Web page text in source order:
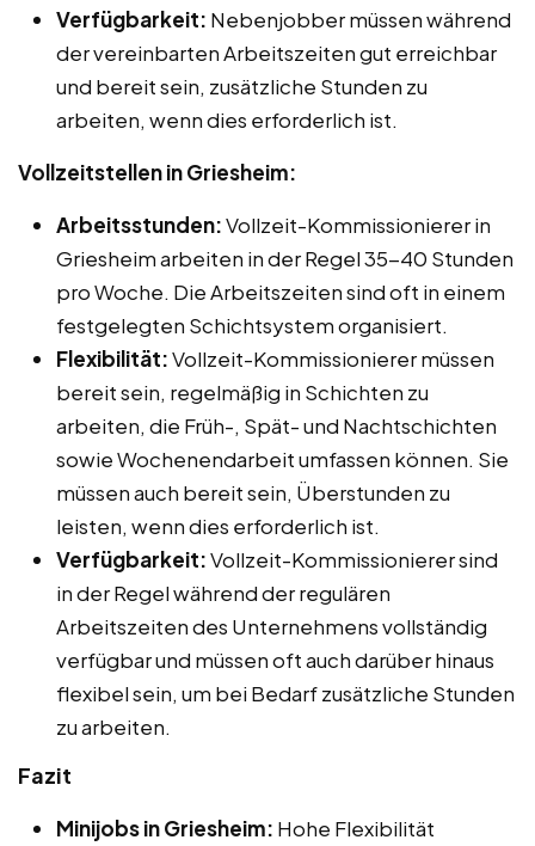
Verfügbarkeit: Nebenjobber müssen während
der vereinbarten Arbeitszeiten gut erreichbar
und bereit sein, zusätzliche Stunden zu
arbeiten, wenn dies erforderlich ist.
Vollzeitstellen in Griesheim:
Arbeitsstunden:Vollzeit-Kommissionierer in
Griesheim arbeiten in der Regel 35-40 Stunden
pro Woche. Die Arbeitszeiten sind oft in einem
festgelegten Schichtsystem organisiert.
Flexibilität:Vollzeit-Kommissionierer müssen
bereit sein, regelmäßig in Schichten zu
arbeiten, die Früh-, Spät- und Nachtschichten
sowie Wochenendarbeit umfassen können. Sie
müssen auch bereit sein, Überstunden zu
leisten, wenn dies erforderlich ist.
Verfügbarkeit:Vollzeit-Kommissionierer sind
in der Regel während der regulären
Arbeitszeiten des Unternehmens vollständig
verfügbar und müssen oft auch darüber hinaus
flexibel sein, um bei Bedarf zusätzliche Stunden
zu arbeiten.
Fazit
Minijobs in Griesheim: Hohe Flexibilität